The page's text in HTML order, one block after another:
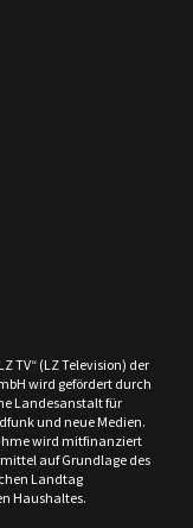
TV“ (LZ Television) der
wird gefördert durch
Landesanstalt für
und neue Medien.
wird mitfinanziert
auf Grundlage des
Landtag
Haushaltes.